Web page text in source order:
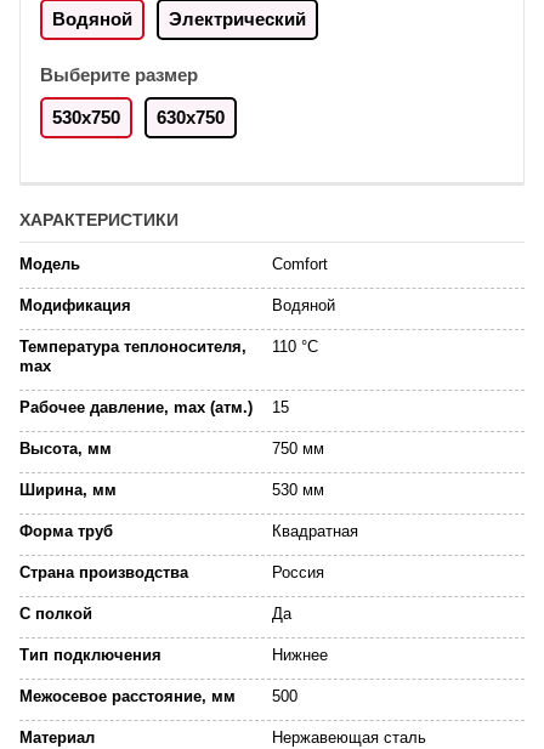
Водяной Электрический
Выберите размер
530x750 630x750
ХАРАКТЕРИСТИКИ
Модель Comfort
Модификация Водяной
Температура теплоносителя,
max
110 °C
Рабочее давление, max (атм.) 15
Высота, мм 750 мм
Ширина, мм 530 мм
Форма труб Квадратная
Страна производства Россия
С полкой Да
Тип подключения Нижнее
Межосевое расстояние, мм 500
Материал Нержавеющая сталь